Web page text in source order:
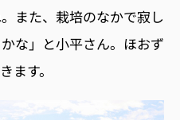
また、栽培のなかで寂し
な」と小平さん。ほおず
ます。